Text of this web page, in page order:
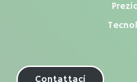
Contattaci